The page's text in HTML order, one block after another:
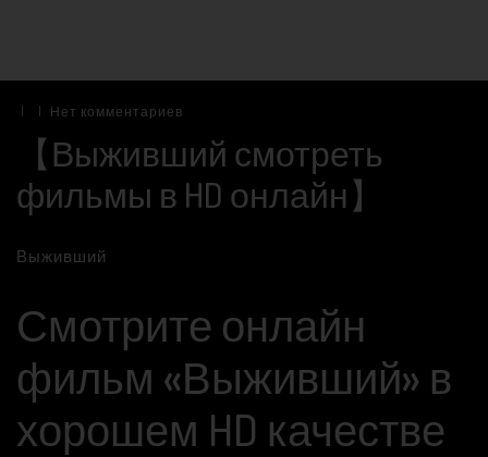
Нет комментариев
【Выживший смотреть
фильмы в HD онлайн】
Выживший
Смотрите онлайн
фильм «Выживший» в
хорошем HD качестве